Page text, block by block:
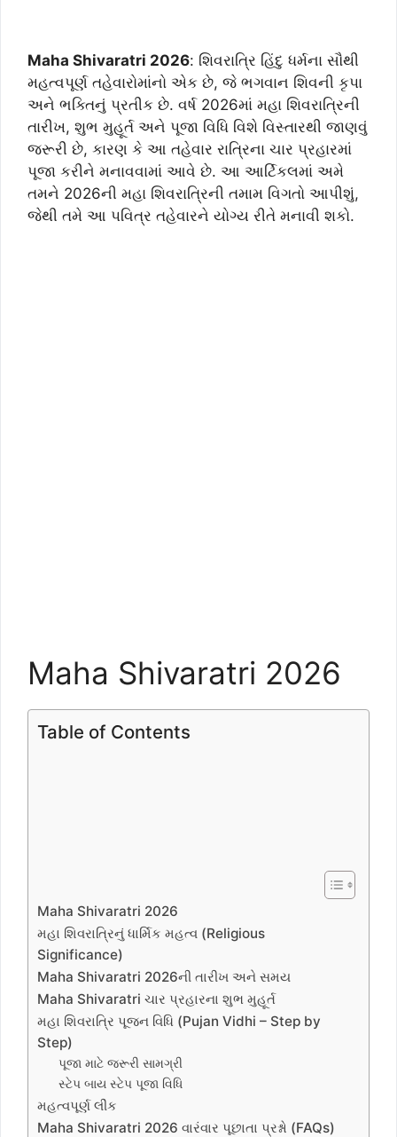
Maha Shivaratri 2026: શિવરાત્રિ હિંદુ ધર્મના સૌથી
મહત્વપૂર્ણ તહેવારોમાંનો એક છે, જે ભગવાન શિવની કૃપા
અને ભક્તિનું પ્રતીક છે. વર્ષ 2026માં મહા શિવરાત્રિની
તારીખ, શુભ મુહૂર્ત અને પૂજા વિધિ વિશે વિસ્તારથી જાણવું
જરૂરી છે, કારણ કે આ તહેવાર રાત્રિના ચાર પ્રહારમાં
પૂજા કરીને મનાવવામાં આવે છે. આ આર્ટિકલમાં અમે
તમને 2026ની મહા શિવરાત્રિની તમામ વિગતો આપીશું,
જેથી તમે આ પવિત્ર તહેવારને યોગ્ય રીતે મનાવી શકો.
Maha Shivaratri 2026
Table of Contents
Maha Shivaratri 2026
મહા શિવરાત્રિનું ધાર્મિક મહત્વ (Religious
Significance)
Maha Shivaratri 2026ની તારીખ અને સમય
Maha Shivaratri ચાર પ્રહારના શુભ મુહૂર્ત
મહા શિવરાત્રિ પૂજન વિધિ (Pujan Vidhi – Step by
Step)
પૂજા માટે જરૂરી સામગ્રી
સ્ટેપ બાય સ્ટેપ પૂજા વિધિ
મહત્વપૂર્ણ લીંક
Maha Shivaratri 2026 વારંવાર પૂછાતા પ્રશ્નો (FAQs)